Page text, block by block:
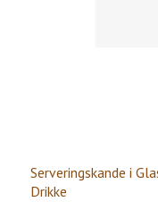
Serveringskande i
Drikke